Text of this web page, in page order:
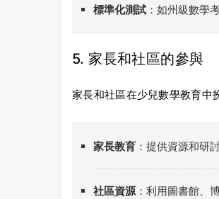
標準化測試 ：如州級數學
5. 家長和社區的參與
家長和社區在少兒數學教育中
家長教育 ：提供資源和研
社區資源：利用圖書館、